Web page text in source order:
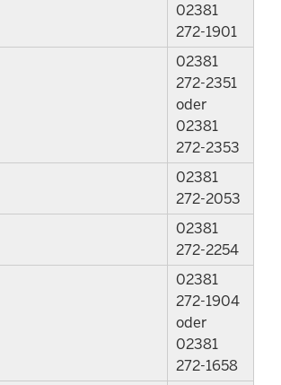
02381
272-1901
02381
272-2351
oder
02381
272-2353
02381
272-2053
02381
272-2254
02381
272-1904
oder
02381
272-1658